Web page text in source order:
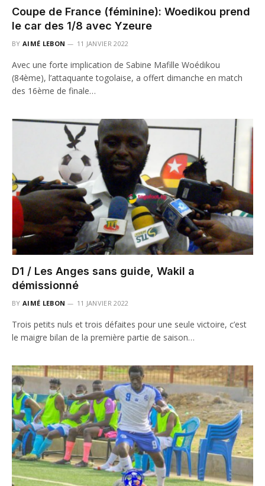
Coupe de France (féminine): Woedikou prend
le car des 1/8 avec Yzeure
BY AIMÉ LEBON 11 JANVIER 2022
Avec une forte implication de Sabine Mafille Woédikou
(84ème), l’attaquante togolaise, a offert dimanche en match
des 16ème de finale…
D1 / Les Anges sans guide, Wakil a
démissionné
BY AIMÉ LEBON 11 JANVIER 2022
Trois petits nuls et trois défaites pour une seule victoire, c’est
le maigre bilan de la première partie de saison…